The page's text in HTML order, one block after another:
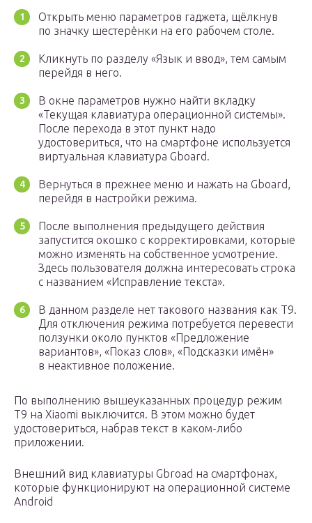
Открыть меню параметров гаджета, щёлкнув
по значку шестерёнки на его рабочем столе.
Кликнуть по разделу «Язык и ввод», тем самым
перейдя в него.
В окне параметров нужно найти вкладку
«Текущая клавиатура операционной системы».
После перехода в этот пункт надо
удостовериться, что на смартфоне используется
виртуальная клавиатура Gboard.
Вернуться в прежнее меню и нажать на Gboard,
перейдя в настройки режима.
После выполнения предыдущего действия
запустится окошко с корректировками, которые
можно изменять на собственное усмотрение.
Здесь пользователя должна интересовать строка
с названием «Исправление текста».
В данном разделе нет такового названия как Т9.
Для отключения режима потребуется перевести
ползунки около пунктов «Предложение
вариантов», «Показ слов», «Подсказки имён»
в неактивное положение.
По выполнению вышеуказанных процедур режим
Т9 на Xiaomi выключится. В этом можно будет
удостовериться, набрав текст в каком-либо
приложении.
Внешний вид клавиатуры Gbroad на смартфонах,
которые функционируют на операционной системе
Android